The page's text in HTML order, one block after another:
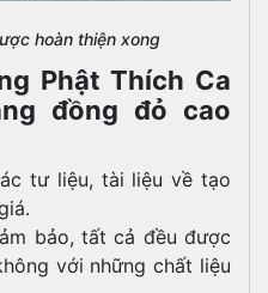
hoàn thiện xong
Phật Thích Ca
đồng đỏ cao
tư liệu, tài liệu về tạo
bảo, tất cả đều được
với những chất liệu